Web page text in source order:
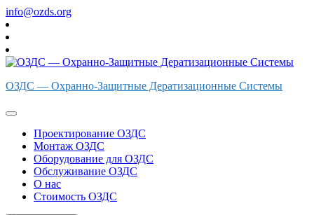
Перейти
к
содержимому
info@ozds.org
ОЗДС — Охранно-Защитные Дератизационные Системы
Проектирование ОЗДС
Монтаж ОЗДС
Оборудование для ОЗДС
Обслуживание ОЗДС
О нас
Стоимость ОЗДС